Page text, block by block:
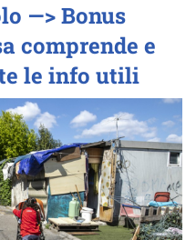
—> Bonus
comprende e
le info utili